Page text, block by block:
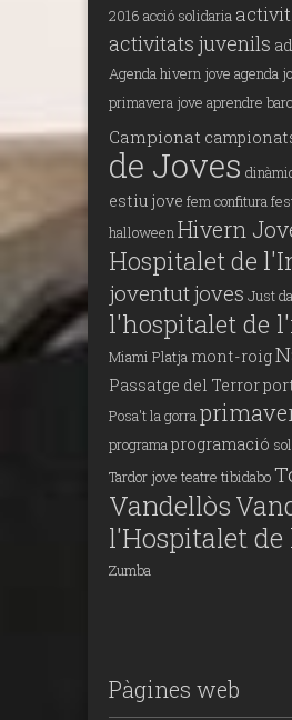
2016 acció solidaria
activitats juvenils
Agenda hivern jove agenda
primavera jove aprendre
Campionat
de Joves
estiu jove fem confitura
halloweenHivern
Hospitalet de
joventutjoves Just
l'hospitalet de
Miami Platja mont-roig
Passatge del Terror
Posa't la gorra
programaprogramació
Tardor jove teatre tibidabo
Vandellòs
l'Hospitalet
Zumba
Pàgines web